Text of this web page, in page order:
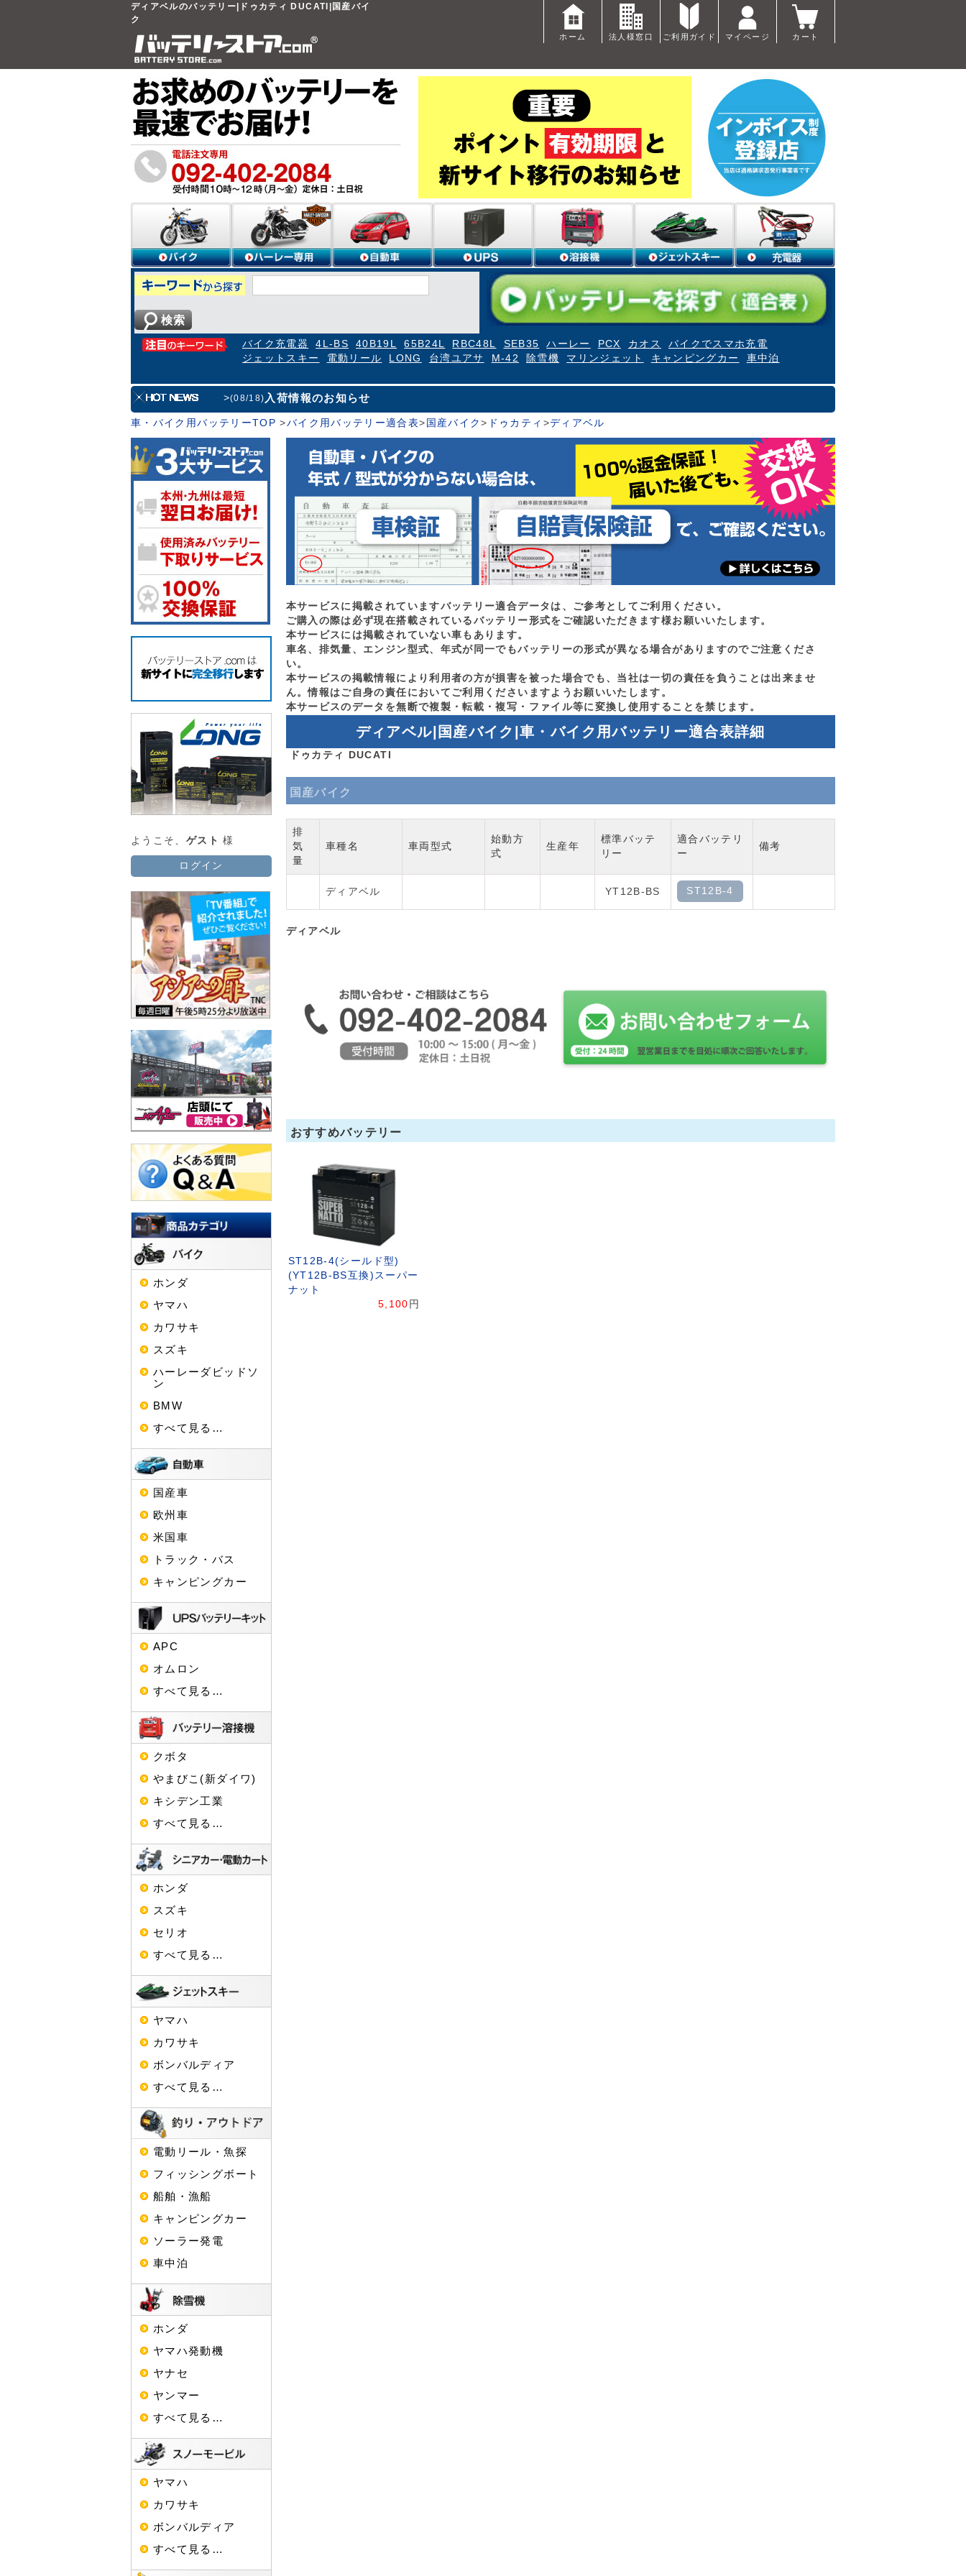
ディアベルのバッテリー|ドゥカティ DUCATI|国産バイ
ク
ホーム 法人様窓口 ご利用ガイド マイページ カート
検索
バイク充電器 4L-BS 40B19L 65B24L RBC48L SEB35 ハーレー PCX カオス
バイクでスマホ充電
ジェットスキー
電動リール LONG 台湾ユアサ M-42 除雪機 マリンジェット キャンピングカー 車中泊
>(08/18) 入荷情報のお知らせ
車・バイク用バッテリーTOP >バイク用バッテリー適合表> 国産バイク> ドゥカティ >ディアベル
本サービスに掲載されていますバッテリー適合データは、ご参考としてご利用ください。
ご購入の際は必ず現在搭載されているバッテリー形式をご確認いただきます様お願いいたします。
本サービスには掲載されていない車もあります。
車名、排気量、エンジン型式、年式が同一でもバッテリーの形式が異なる場合がありますのでご注意くださ
い。
本サービスの掲載情報により利用者の方が損害を被った場合でも、当社は一切の責任を負うことは出来ませ
ん。情報はご自身の責任においてご利用くださいますようお願いいたします。
本サービスのデータを無断で複製・転載・複写・ファイル等に変換し使用することを禁じます。
ディアベル|国産バイク|車・バイク用バッテリー適合表詳細
ドゥカティ DUCATI
国産バイク
排
気
量
車種名 車両型式
始動方
式
生産年
標準バッテ
リー
適合バッテリ
ー
備考
ディアベル YT12B-BS ST12B-4
ディアベル
おすすめバッテリー
ST12B-4(シールド型)
(YT12B-BS互換)スーパー
ナット
5,100 円
ようこそ、 ゲスト 様
ログイン
ホンダ
ヤマハ
カワサキ
スズキ
ハーレーダビッドソ
ン
BMW
すべて見る…
国産車
欧州車
米国車
トラック・バス
キャンピングカー
APC
オムロン
すべて見る…
クボタ
やまびこ(新ダイワ)
キシデン工業
すべて見る…
ホンダ
スズキ
セリオ
すべて見る…
ヤマハ
カワサキ
ボンバルディア
すべて見る…
電動リール・魚探
フィッシングボート
船舶・漁船
キャンピングカー
ソーラー発電
車中泊
ホンダ
ヤマハ発動機
ヤナセ
ヤンマー
すべて見る…
ヤマハ
カワサキ
ボンバルディア
すべて見る…